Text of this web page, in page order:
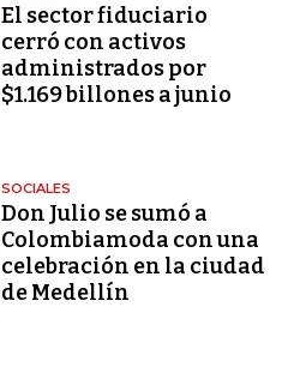
El sector fiduciario
cerró con activos
administrados por
$1.169 billones a junio
SOCIALES
Don Julio se sumó a
Colombiamoda con una
celebración en la ciudad
de Medellín